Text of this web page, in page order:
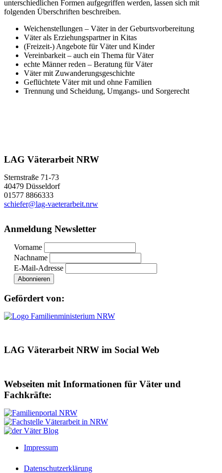
unterschiedlichen Formen aufgegriffen werden, lassen sich mit
folgenden Überschriften beschreiben.
Weichenstellungen – Väter in der Geburtsvorbereitung
Väter als Erziehungspartner in Kitas
(Freizeit-) Angebote für Väter und Kinder
Vereinbarkeit – auch ein Thema für Väter
echte Männer reden – Beratung für Väter
Väter mit Zuwanderungsgeschichte
Geflüchtete Väter mit und ohne Familien
Trennung und Scheidung, Umgangs- und Sorgerecht
LAG Väterarbeit NRW
Sternstraße 71-73
40479 Düsseldorf
01577 8866333
schiefer@lag-vaeterarbeit.nrw
Anmeldung Newsletter
Vorname
Nachname
E-Mail-Adresse
Gefördert von:
LAG Väterarbeit NRW im Social Web
Webseiten mit Informationen für Väter und
Fachkräfte:
Impressum
Datenschutzerklärung